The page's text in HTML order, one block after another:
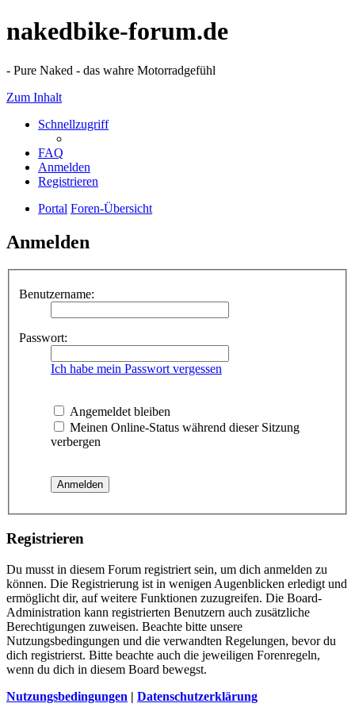
nakedbike-forum.de
- Pure Naked - das wahre Motorradgefühl
Zum Inhalt
Schnellzugriff
FAQ
Anmelden
Registrieren
Portal Foren-Übersicht
Anmelden
Benutzername:
Passwort:
Ich habe mein Passwort vergessen
Angemeldet bleiben
Meinen Online-Status während dieser Sitzung
verbergen
Registrieren
Du musst in diesem Forum registriert sein, um dich anmelden zu
können. Die Registrierung ist in wenigen Augenblicken erledigt und
ermöglicht dir, auf weitere Funktionen zuzugreifen. Die Board-
Administration kann registrierten Benutzern auch zusätzliche
Berechtigungen zuweisen. Beachte bitte unsere
Nutzungsbedingungen und die verwandten Regelungen, bevor du
dich registrierst. Bitte beachte auch die jeweiligen Forenregeln,
wenn du dich in diesem Board bewegst.
Nutzungsbedingungen | Datenschutzerklärung